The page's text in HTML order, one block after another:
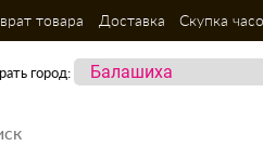
товара Доставка Скупка
город: